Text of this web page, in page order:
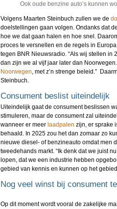
Ook oude benzine auto’s kunnen
Volgens Maarten Steinbuch zullen we de
doelstellingen gaan volgen. Ondanks dat
hoe we dat gaan halen en hoe snel.
proces te versnellen en de regels in
tegen BNR Nieuwsradio. “Als wij stellen in
dan zijn we al vijf jaar later dan
Noorwegen, met z’n strenge beleid.”
Steinbuch.
Consument beslist uiteindelijk
Uiteindelijk gaat de consument beslissen
stimuleren, maar de consument zal
wanneer er meer laadpalen zijn, er sprake
behaald. In 2025 zou het dan zomaar zo
nieuwe diesel- of benzineauto omdat men
tweedehands markt. “Ik denk dat we juist
lopen, dat we een industrie hebben
gebied van kennis en kunnen op het
Nog veel winst bij consument
Op dit moment wordt vooral de zakelijke